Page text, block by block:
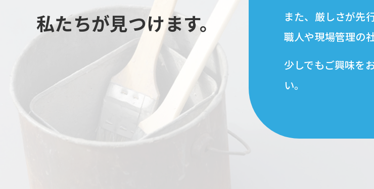
私たちが見つけます。
また、厳しさが先
職人や現場管理の
少しでもご興味を
い。